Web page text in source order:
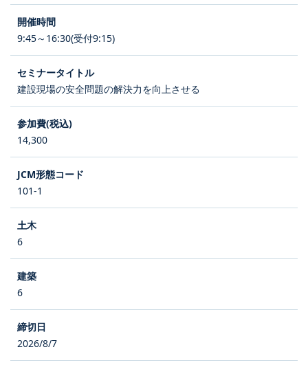
9:45～16:30(受付9:15)
建設現場の安全問題の解決力を向上させる
14,300
101-1
6
6
2026/8/7